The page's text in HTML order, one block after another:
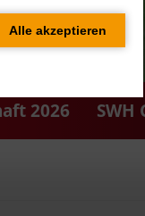
2026 SWH